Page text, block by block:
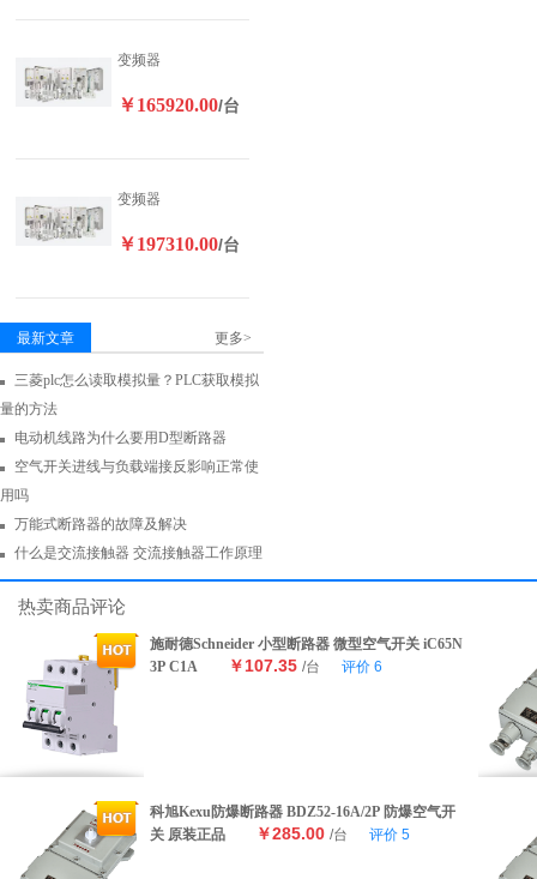
变频器
￥165920.00/台
变频器
￥197310.00/台
最新文章 更多>
三菱plc怎么读取模拟量？PLC获取模拟
量的方法
电动机线路为什么要用D型断路器
空气开关进线与负载端接反影响正常使
用吗
万能式断路器的故障及解决
什么是交流接触器 交流接触器工作原理
热卖商品评论
施耐德Schneider 小型断路器 微型空气开关 iC65N
3P C1A
￥107.35 /台 评价 6
科旭Kexu防爆断路器 BDZ52-16A/2P 防爆空气开
关 原装正品
￥285.00 /台 评价 5